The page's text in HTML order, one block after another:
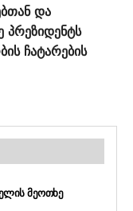
და
პრეზიდენტს
ჩატარების
ᲛᲔᲝᲗᲮᲔ